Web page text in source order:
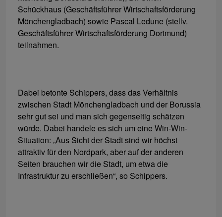
Schückhaus (Geschäftsführer Wirtschaftsförderung
Mönchengladbach) sowie Pascal Ledune (stellv.
Geschäftsführer Wirtschaftsförderung Dortmund)
teilnahmen.
Dabei betonte Schippers, dass das Verhältnis
zwischen Stadt Mönchengladbach und der Borussia
sehr gut sei und man sich gegenseitig schätzen
würde. Dabei handele es sich um eine Win-Win-
Situation: „Aus Sicht der Stadt sind wir höchst
attraktiv für den Nordpark, aber auf der anderen
Seiten brauchen wir die Stadt, um etwa die
Infrastruktur zu erschließen“, so Schippers.